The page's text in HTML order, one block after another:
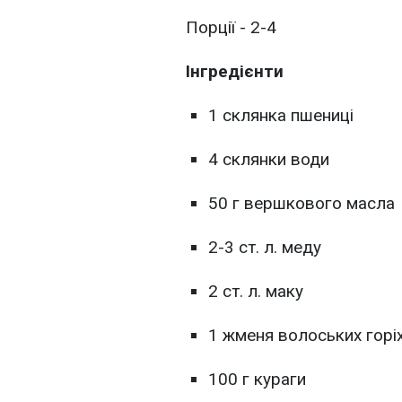
Порції - 2-4
Інгредієнти
1 склянка пшениці
4 склянки води
50 г вершкового масла
2-3 ст. л. меду
2 ст. л. маку
1 жменя волоських
100 г кураги